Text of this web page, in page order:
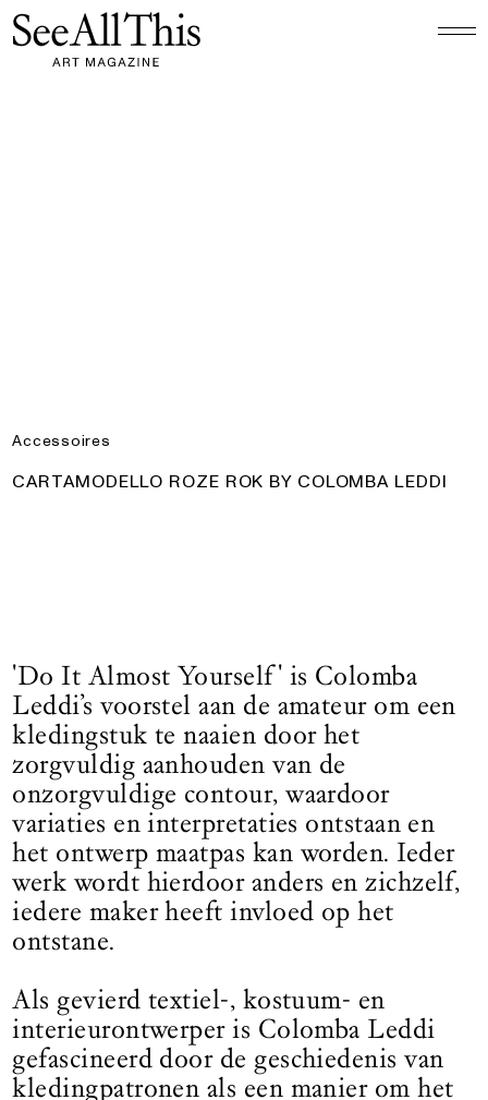
Logo See All This, linkt naar de homepage
Accessoires
PRODUCT:
CARTAMODELLO ROZE ROK BY COLOMBA LEDDI
'Do It Almost Yourself' is Colomba
Leddi’s voorstel aan de amateur om een
kledingstuk te naaien door het
zorgvuldig aanhouden van de
onzorgvuldige contour, waardoor
variaties en interpretaties ontstaan en
het ontwerp maatpas kan worden. Ieder
werk wordt hierdoor anders en zichzelf,
iedere maker heeft invloed op het
ontstane.
Als gevierd textiel-, kostuum- en
interieurontwerper is Colomba Leddi
gefascineerd door de geschiedenis van
kledingpatronen als een manier om het